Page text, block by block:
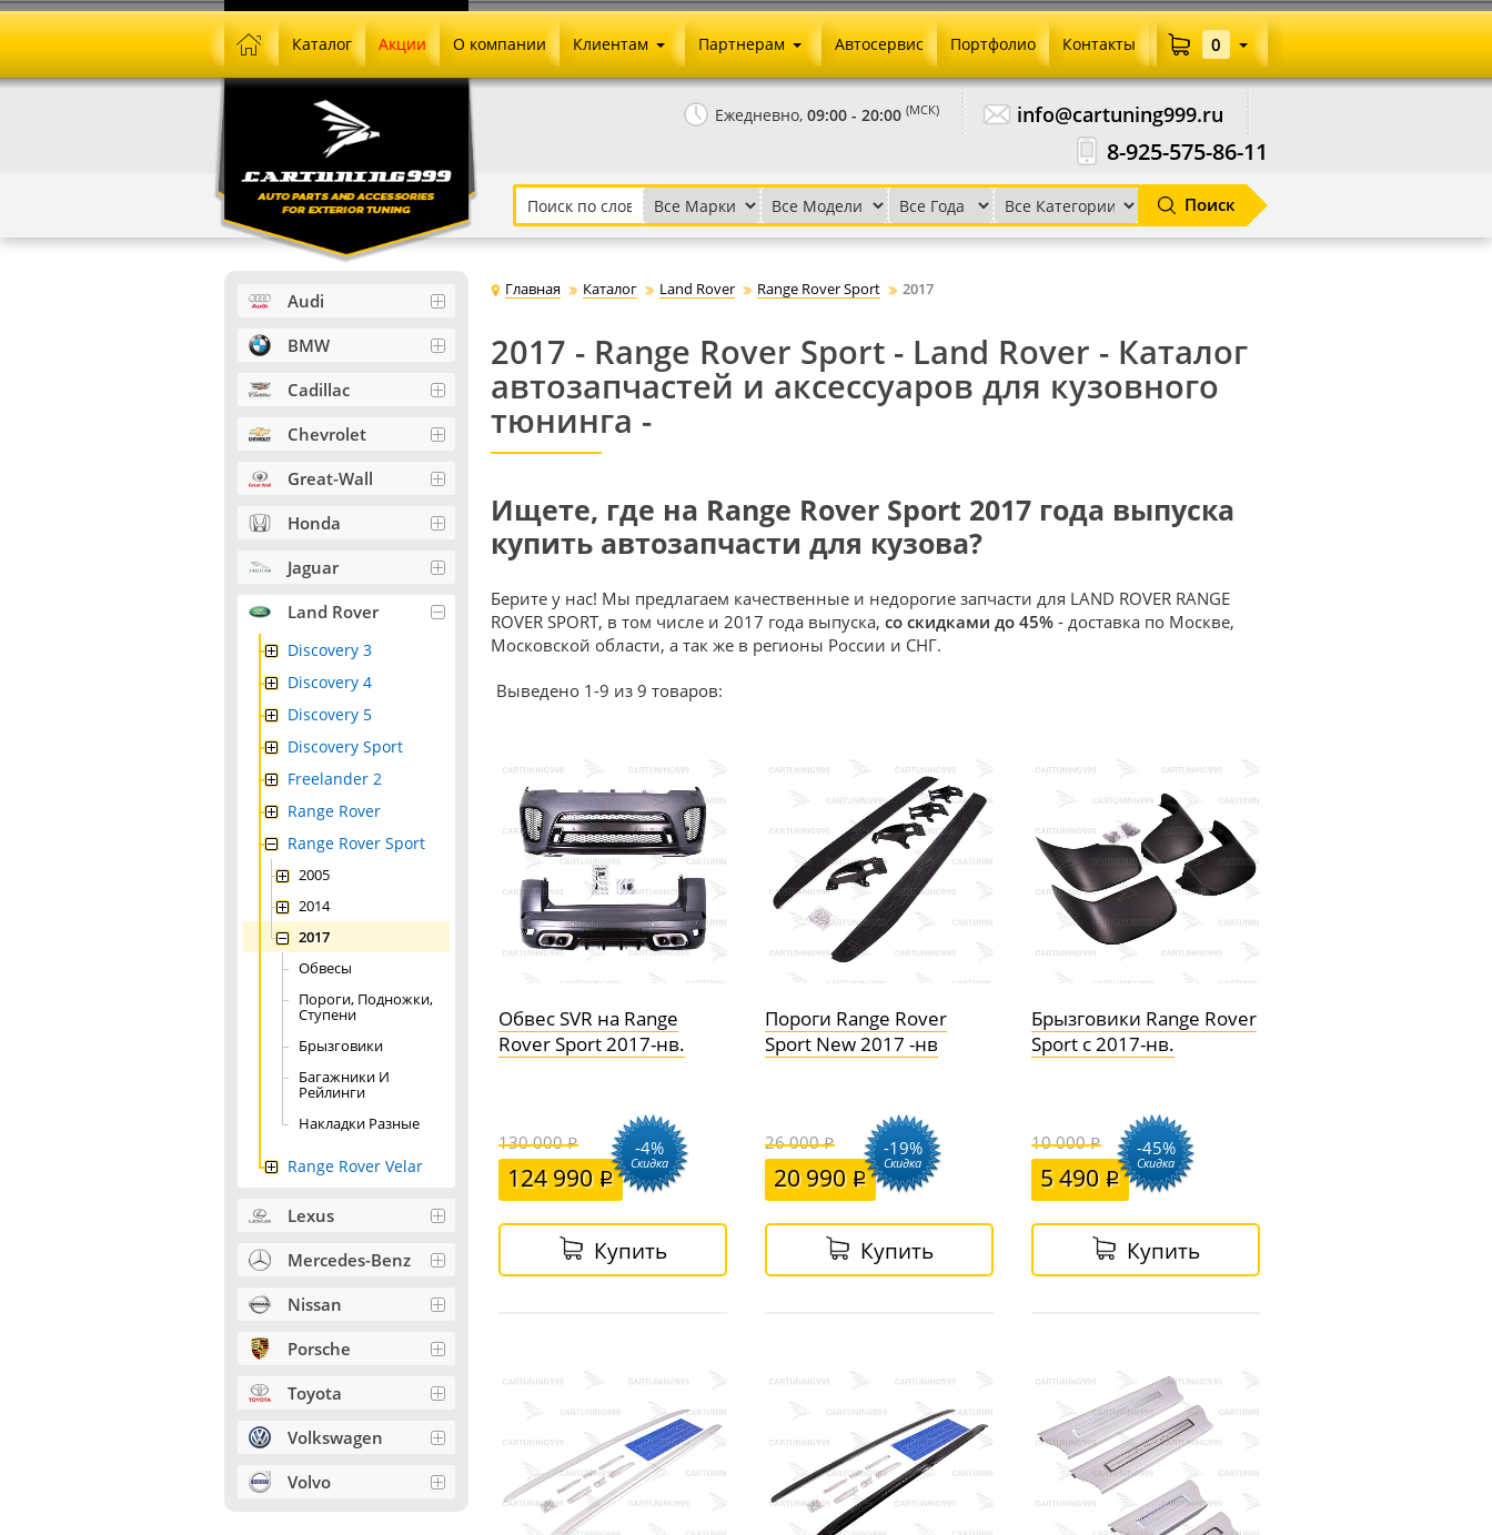
Ежедневно, 09:00 - 20:00 (МСК) info@cartuning999.ru
8-925-575-86-11
Поиск
Каталог Акции О компании Клиентам
Как сделать заказ
Установка на авто
Письмо директору
Партнерам
Агентское вознаграждение
Скачать прайс
Автосервис Портфолио Контакты 0
Главная Каталог Land Rover Range Rover Sport 2017
2017 - Range Rover Sport - Land Rover - Каталог
автозапчастей и аксессуаров для кузовного
тюнинга -
Ищете, где на Range Rover Sport 2017 года выпуска
купить автозапчасти для кузова?
Берите у нас! Мы предлагаем качественные и недорогие запчасти для LAND ROVER RANGE
ROVER SPORT, в том числе и 2017 года выпуска, со скидками до 45% - доставка по Москве,
Московской области, а так же в регионы России и СНГ.
Выведено 1-9 из 9 товаров:
Обвес SVR на Range
Rover Sport 2017-нв.
130 000
124 990
-4%
Скидка
Купить
Пороги Range Rover
Sport New 2017 -нв
26 000
20 990
-19%
Скидка
Купить
Брызговики Range Rover
Sport с 2017-нв.
10 000
5 490
-45%
Скидка
Купить
Audi
BMW
Cadillac
Chevrolet
Great-Wall
Honda
Jaguar
Land Rover
Discovery 3
Discovery 4
Discovery 5
Discovery Sport
Freelander 2
Range Rover
Range Rover Sport
2005
2014
2017
Обвесы
Пороги, Подножки,
Ступени
Брызговики
Багажники И
Рейлинги
Накладки Разные
Range Rover Velar
Lexus
Mercedes-Benz
Nissan
Porsche
Toyota
Volkswagen
Volvo